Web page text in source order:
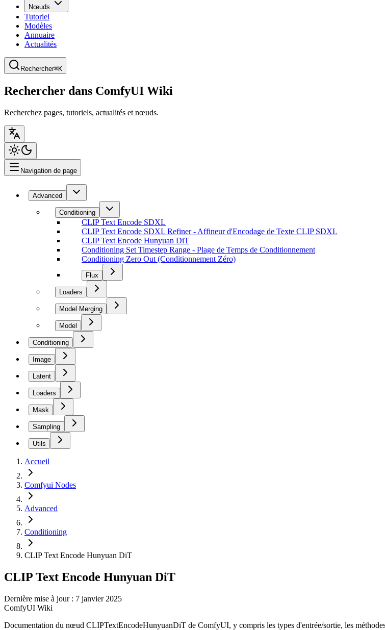
Nœuds
Tutoriel
Modèles
Annuaire
Actualités
Rechercher⌘K
Rechercher dans ComfyUI Wiki
Recherchez pages, tutoriels, actualités et nœuds.
Navigation de page
Advanced
Conditioning
CLIP Text Encode SDXL
CLIP Text Encode SDXL Refiner - Affineur d'Encodage de Texte CLIP SDXL
CLIP Text Encode Hunyuan DiT
Conditioning Set Timestep Range - Plage de Temps de Conditionnement
Conditioning Zero Out (Conditionnement Zéro)
Flux
Loaders
Model Merging
Model
Conditioning
Image
Latent
Loaders
Mask
Sampling
Utils
Accueil
Comfyui Nodes
Advanced
Conditioning
CLIP Text Encode Hunyuan DiT
CLIP Text Encode Hunyuan DiT
Dernière mise à jour : 7 janvier 2025
ComfyUI Wiki
Documentation du nœud CLIPTextEncodeHunyuanDiT de ComfyUI, y compris les types d'entrée/sortie, les